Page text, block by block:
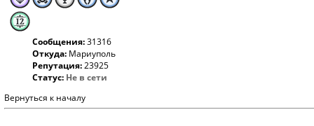
Сообщения:31316
Откуда: Мариуполь
Репутация:23925
Статус: Не в сети
Вернуться к началу